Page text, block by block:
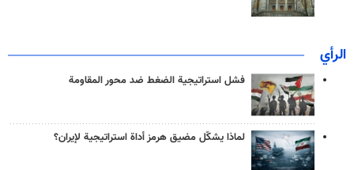
الرأي
فشل استراتيجية الضغط ضد محور المقاومة
لماذا يشكّل مضيق هرمز أداة استراتيجية لإيران؟